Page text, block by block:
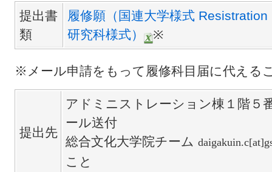
提出書
類
履修願（国連大学様式 Resistration
研究科様式）
※
※メール申請をもって履修科目届に代える
提出先
アドミニストレーション棟１階５
ール送付
総合文化大学院チーム
こと